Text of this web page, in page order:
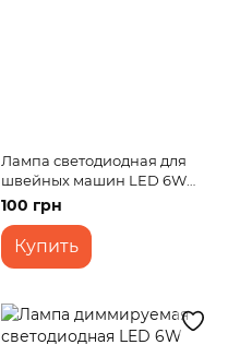
Лампа светодиодная для
швейных машин LED 6W
E14 WW T30 220V
100 грн
Купить